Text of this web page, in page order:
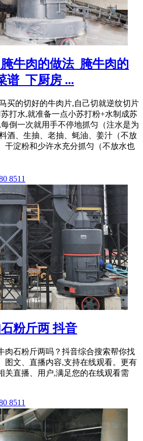
腌牛肉的做法_腌牛肉的
谱_下厨房 ...
马买的切好的牛肉片,自己切就逆纹切片
打水,就准备一点小苏打粉+水制成苏
倒一次就用手不停地抓匀（注水是为
酒、生抽、老抽、蚝油、姜汁（不放
干淀粉和少许水充分抓匀（不放水也
8511
粉斤两 抖音
肉石粉斤两吗？抖音综合搜索帮你找
图文、直播内容,支持在线观看。更有
关直播、用户,满足您的在线观看需
8511